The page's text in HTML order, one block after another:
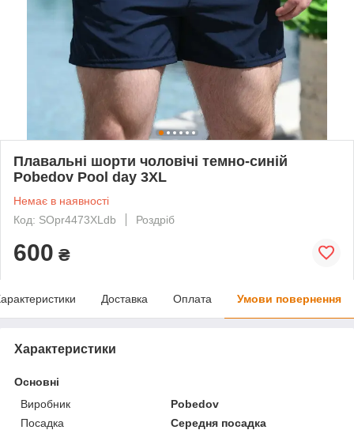
Плавальні шорти чоловічі темно-синій
Pobedov Pool day 3XL
Немає в наявності
Код: SOpr4473XLdb
Роздріб
600 ₴
Доставка Оплата Умови повернення
Характеристики
Основні
Виробник
Pobedov
Посадка
Середня посадка